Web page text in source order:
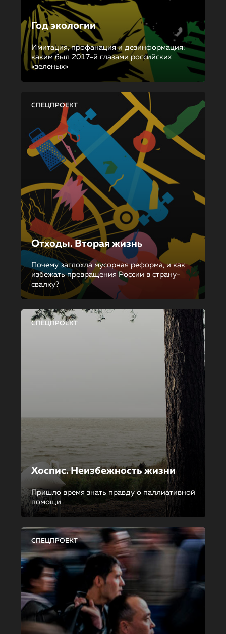
Год экологии
Имитация, профанация и дезинформация:
каким был 2017-й глазами российских
«зеленых»
СПЕЦПРОЕКТ
Отходы. Вторая жизнь
Почему заглохла мусорная реформа, и как
избежать превращения России в страну-
свалку?
СПЕЦПРОЕКТ
Хоспис. Неизбежность жизни
Пришло время знать правду о паллиативной
помощи
СПЕЦПРОЕКТ